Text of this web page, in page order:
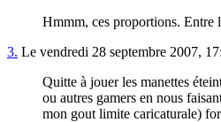
Hmmm, ces proportions. Entre
3. Le vendredi 28 septembre 2007,
Quitte à jouer les manettes
ou autres gamers en nous
mon gout limite caricaturale)